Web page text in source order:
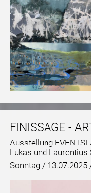
FINISSAGE -
Ausstellung EVEN
Lukas und Laurentius
Sonntag / 13.07.2025